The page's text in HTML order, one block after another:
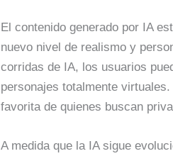
El contenido generado por IA
nuevo nivel de realismo y
corridas de IA, los usuarios
personajes totalmente
favorita de quienes buscan
A medida que la IA sigue